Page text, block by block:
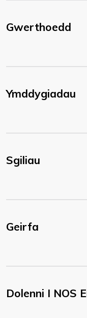
Gwerthoedd
Ymddygiadau
Sgiliau
Geirfa
Dolenni I NOS